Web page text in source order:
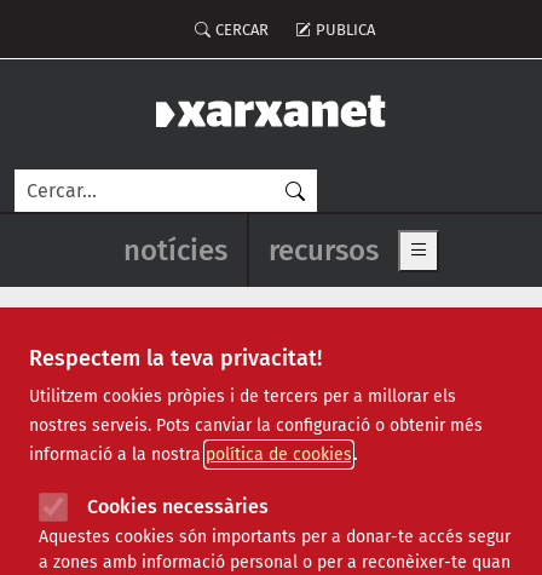
Respectem la teva privacitat!
Utilitzem cookies pròpies i de tercers per a millorar els
nostres serveis. Pots canviar la configuració o obtenir més
informació a la nostra política de cookies
Cookies necessàries
Aquestes cookies són importants per a donar-te accés segur
a zones amb informació personal o per a reconèixer-te quan
Menú del compte d'usuari
CERCAR PUBLICA
Cerca
Navegació principal de
notícies recursos Show main
Recursos
Tots | Econòmic | Jurídic | Projectes | Tecnològic |
Formació | Finançament | Biblioteca |
Ofertes de feina
Webinars